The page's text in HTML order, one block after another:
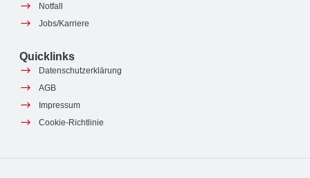
Notfall
Jobs/Karriere
Quicklinks
Datenschutzerklärung
AGB
Impressum
Cookie-Richtlinie